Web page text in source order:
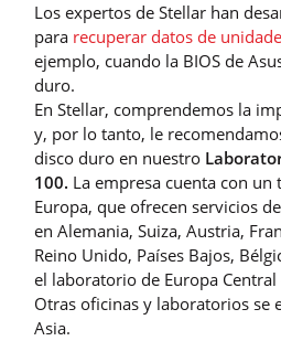
Los expertos de Stellar han
para recuperar datos de
ejemplo, cuando la BIOS de
duro.
En Stellar, comprendemos la
y, por lo tanto, le
disco duro en nuestro
100. La empresa cuenta con
Europa, que ofrecen servicios
en Alemania, Suiza, Austria,
Reino Unido, Países Bajos,
el laboratorio de Europa Central
Otras oficinas y laboratorios se
Asia.